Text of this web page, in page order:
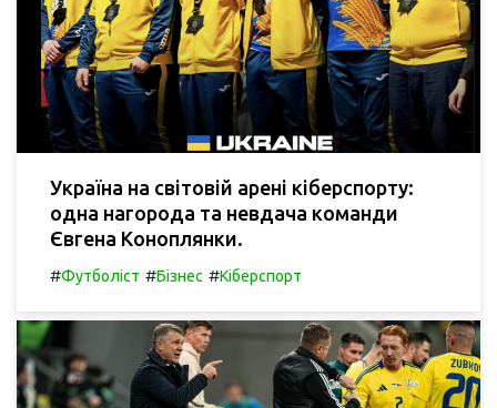
Україна на світовій арені кіберспорту:
одна нагорода та невдача команди
Євгена Коноплянки.
#Футболіст #Бізнес #Кіберспорт